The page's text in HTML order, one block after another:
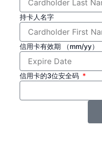
持卡人名字
信用卡有效期 （mm/yy）
信用卡的3位安全码